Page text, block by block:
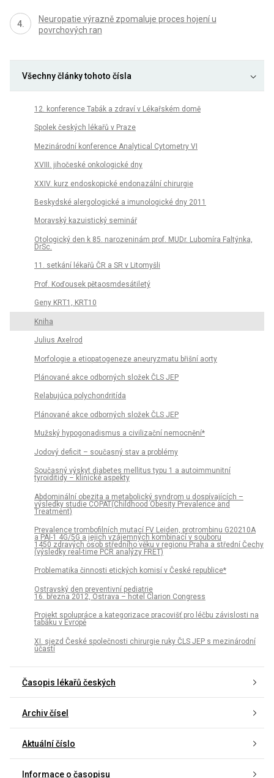
Neuropatie výrazně zpomaluje proces hojení u
povrchových ran
Všechny články tohoto čísla
12. konference Tabák a zdraví v Lékařském domě
Spolek českých lékařů v Praze
Mezinárodní konference Analytical Cytometry VI
XVIII. jihočeské onkologické dny
XXIV. kurz endoskopické endonazální chirurgie
Beskydské alergologické a imunologické dny 2011
Moravský kazuistický seminář
Otologický den k 85. narozeninám prof. MUDr. Lubomíra Faltýnka,
DrSc.
11. setkání lékařů ČR a SR v Litomyšli
Prof. Koďousek pětaosmdesátiletý
Geny KRT1, KRT10
Kniha
Julius Axelrod
Morfologie a etiopatogeneze aneuryzmatu břišní aorty
Plánované akce odborných složek ČLS JEP
Relabujúca polychondritída
Plánované akce odborných složek ČLS JEP
Mužský hypogonadismus a civilizační nemocnění*
Jodový deficit – současný stav a problémy
Současný výskyt diabetes mellitus typu 1 a autoimmunitní
tyroiditidy – klinické aspekty
Abdominální obezita a metabolický syndrom u dospívajících –
výsledky studie COPAT(Childhood Obesity Prevalence and
Treatment)
Prevalence trombofilních mutací FV Leiden, protrombinu G20210A
a PAI-1 4G/5G a jejich vzájemných kombinací v souboru
1450 zdravých osob středního věku v regionu Praha a střední Čechy
(výsledky real-time PCR analýzy FRET)
Problematika činnosti etických komisí v České republice*
Ostravský den preventivní pediatrie
16. března 2012, Ostrava – hotel Clarion Congress
Projekt spolupráce a kategorizace pracovišť pro léčbu závislosti na
tabáku v Evropě
XI. sjezd České společnosti chirurgie ruky ČLS JEP s mezinárodní
účastí
Časopis lékařů českých
Archiv čísel
Aktuální číslo
Informace o časopisu